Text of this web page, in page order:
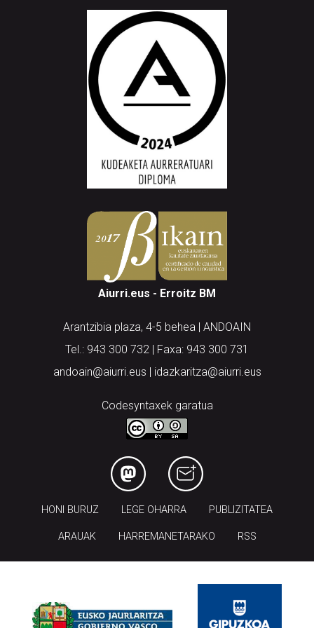
Aiurri.eus - Erroitz BM
Arantzibia plaza, 4-5 behea | ANDOAIN
Tel.: 943 300 732 | Faxa: 943 300 731
andoain@aiurri.eus | idazkaritza@aiurri.eus
Codesyntaxek garatua
HONI BURUZ LEGE OHARRA PUBLIZITATEA
ARAUAK HARREMANETARAKO RSS